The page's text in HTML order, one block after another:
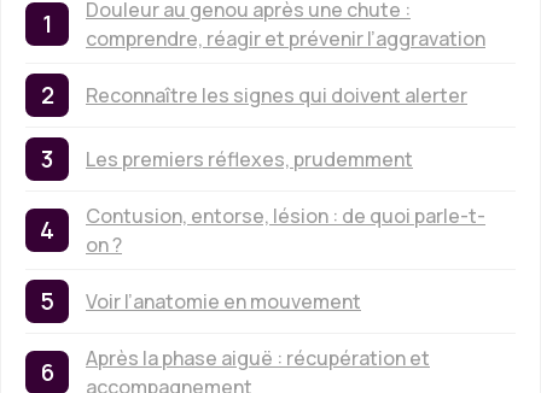
Douleur au genou après une chute :
comprendre, réagir et prévenir l’aggravation
Reconnaître les signes qui doivent alerter
Les premiers réflexes, prudemment
Contusion, entorse, lésion : de quoi parle-t-
on ?
Voir l’anatomie en mouvement
Après la phase aiguë : récupération et
accompagnement